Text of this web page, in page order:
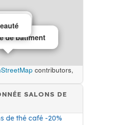
café
de bâtiment
contributors,
SALONS DE
de thé café -20%